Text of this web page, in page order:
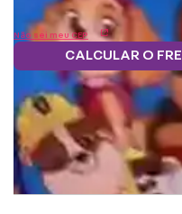
Não sei meu CEP
CALCULAR O
Frete grátis.
Saiba mais
5% OFF no
e PIX!